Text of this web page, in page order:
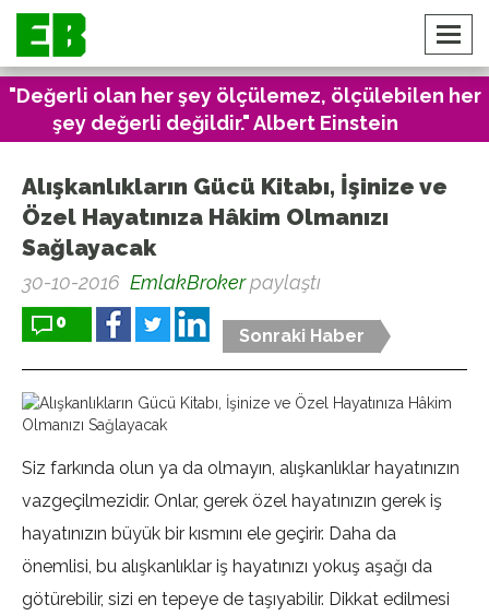
"Değerli olan her şey ölçülemez, ölçülebilen her
şey değerli değildir." Albert Einstein
Alışkanlıkların Gücü Kitabı, İşinize ve
Özel Hayatınıza Hâkim Olmanızı
Sağlayacak
30-10-2016 EmlakBrokerpaylaştı
0
Sonraki Haber
Siz farkında olun ya da olmayın, alışkanlıklar hayatınızın
vazgeçilmezidir. Onlar, gerek özel hayatınızın gerek iş
hayatınızın büyük bir kısmını ele geçirir. Daha da
önemlisi, bu alışkanlıklar iş hayatınızı yokuş aşağı da
götürebilir, sizi en tepeye de taşıyabilir. Dikkat edilmesi